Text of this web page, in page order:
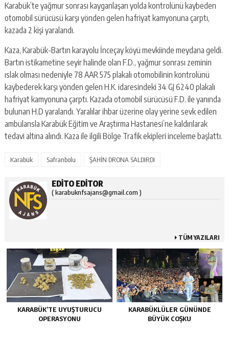
Karabük’te yağmur sonrası kayganlaşan yolda kontrolünü kaybeden
otomobil sürücüsü karşı yönden gelen hafriyat kamyonuna çarptı,
kazada 2 kişi yaralandı.
Kaza, Karabük-Bartın karayolu İnceçay köyü mevkiinde meydana geldi.
Bartın istikametine seyir halinde olan F.D., yağmur sonrası zeminin
ıslak olması nedeniyle 78 AAR 575 plakalı otomobilinin kontrolünü
kaybederek karşı yönden gelen H.K. idaresindeki 34 GJ 6240 plakalı
hafriyat kamyonuna çarptı. Kazada otomobil sürücüsü F.D. ile yanında
bulunan H.D yaralandı. Yaralılar ihbar üzerine olay yerine sevk edilen
ambulansla Karabük Eğitim ve Araştırma Hastanesi’ne kaldırılarak
tedavi altına alındı. Kaza ile ilgili Bölge Trafik ekipleri inceleme başlattı.
Karabük Safranbolu ŞAHİN DRONA SALDIRDI
EDITO EDITOR
( karabuknfsajans@gmail.com )
TÜM YAZILARI
KARABÜK’TE UYUŞTURUCU
OPERASYONU
KARABÜKLÜLER GÜNÜNDE
BÜYÜK COŞKU